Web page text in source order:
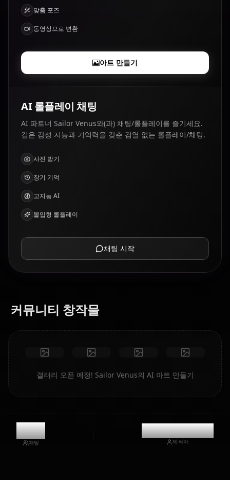
맞춤 포즈
동영상으로 변환
아트 만들기
AI 롤플레이 채팅
AI 파트너 Sailor Venus와(과) 채팅/롤플레이를 즐기세요.
깊은 감성 지능과 기억력을 갖춘 검열 없는 롤플레이/채팅.
사진 받기
장기 기억
고지능 AI
몰입형 롤플레이
채팅 시작
커뮤니티 창작물
갤러리 오픈 예정! Sailor Venus의 AI 아트 만들기
12k
채팅
@casualwaifus
제작자